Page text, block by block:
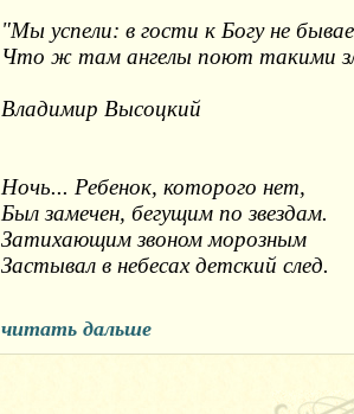
"Мы успели: в гости к Богу не
Что ж там ангелы поют такими
Владимир Высоцкий
Ночь... Ребенок, которого нет,
Был замечен, бегущим по звездам.
Затихающим звоном морозным
Застывал в небесах детский след.
читать дальше